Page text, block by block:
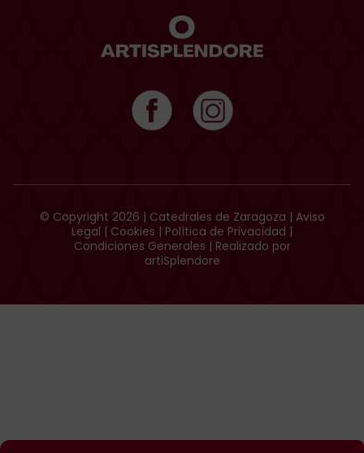
© Copyright 2026 | Catedrales de Zaragoza | Aviso
Legal | Cookies | Política de Privacidad |
Condiciones Generales | Realizado por
artiSplendore